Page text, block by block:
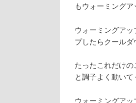
もウォーミングア
ウォーミングア
プしたらクールダ
たったこれだけ
と調子よく動いて
ウォーミングア